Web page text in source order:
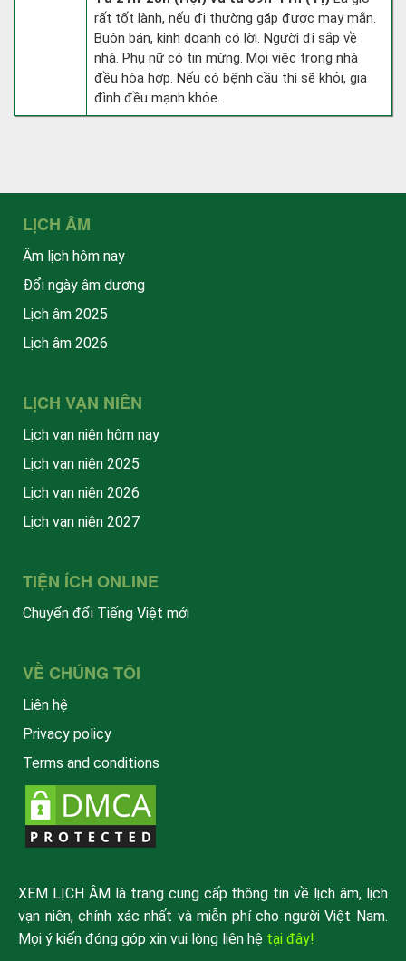
rất tốt lành, nếu đi thường gặp được may mắn.
Buôn bán, kinh doanh có lời. Người đi sắp về
nhà. Phụ nữ có tin mừng. Mọi việc trong nhà
đều hòa hợp. Nếu có bệnh cầu thì sẽ khỏi, gia
đình đều mạnh khỏe.
LỊCH ÂM
Âm lịch hôm nay
Đổi ngày âm dương
Lịch âm 2025
Lịch âm 2026
LỊCH VẠN NIÊN
Lịch vạn niên hôm nay
Lịch vạn niên 2025
Lịch vạn niên 2026
Lịch vạn niên 2027
TIỆN ÍCH ONLINE
Chuyển đổi Tiếng Việt mới
VỀ CHÚNG TÔI
Liên hệ
Privacy policy
Terms and conditions
XEM LỊCH ÂM là trang cung cấp thông tin về lịch âm, lịch
vạn niên, chính xác nhất và miễn phí cho người Việt Nam.
Mọi ý kiến đóng góp xin vui lòng liên hệ tại đây!